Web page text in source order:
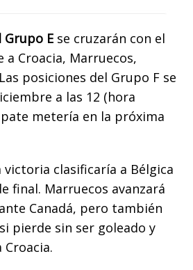
Grupo E se cruzarán con el
a Croacia, Marruecos,
posiciones del Grupo F se
a las 12 (hora
metería en la próxima
clasificaría a Bélgica
final. Marruecos avanzará
Canadá, pero también
pierde sin ser goleado y
Croacia.